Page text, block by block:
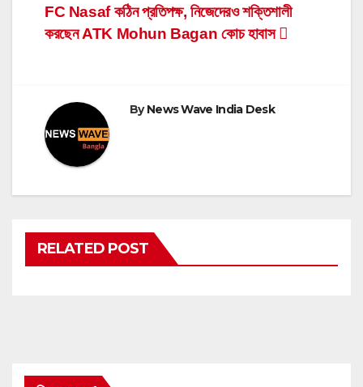
Post
navigation
FC Nasaf কঠিন প্রতিপক্ষ, নিজেদেরও শক্তিশালী
করছেন ATK Mohun Bagan কোচ হাবাস
ByNews Wave India Desk
RELATED POST